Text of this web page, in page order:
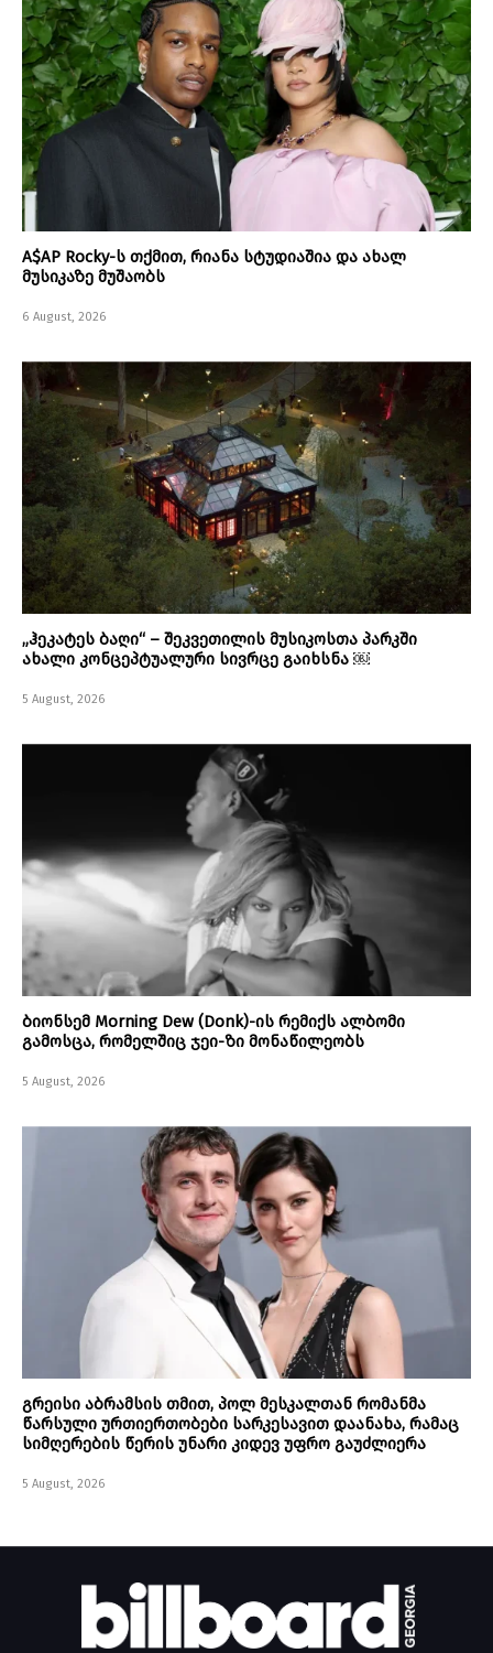
A$AP Rocky-ს თქმით, რიანა სტუდიაშია და ახალ
მუსიკაზე მუშაობს
6 August, 2026
„ჰეკატეს ბაღი“ – შეკვეთილის მუსიკოსთა პარკში
ახალი კონცეპტუალური სივრცე გაიხსნა ￼
5 August, 2026
ბიონსემ Morning Dew (Donk)-ის რემიქს ალბომი
გამოსცა, რომელშიც ჯეი-ზი მონაწილეობს
5 August, 2026
გრეისი აბრამსის თმით, პოლ მესკალთან რომანმა
წარსული ურთიერთობები სარკესავით დაანახა, რამაც
სიმღერების წერის უნარი კიდევ უფრო გაუძლიერა
5 August, 2026